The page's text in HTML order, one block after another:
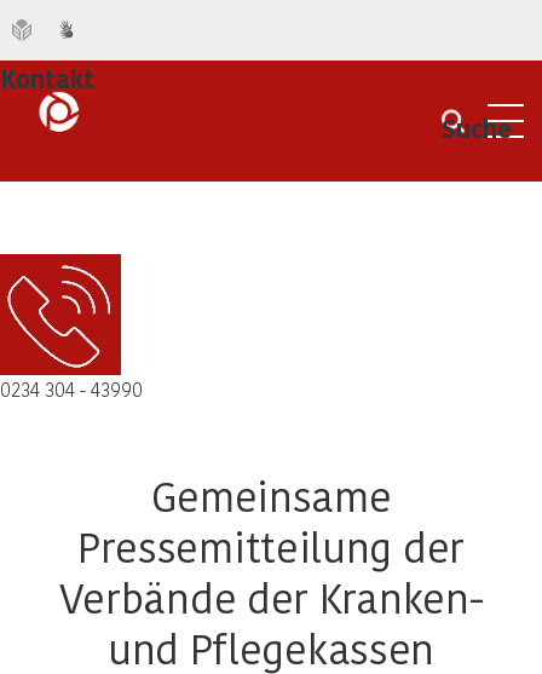
Suche
Kontakt
0234 304 - 43990
Gemeinsame
Pressemitteilung der
Verbände der Kranken-
und Pflegekassen